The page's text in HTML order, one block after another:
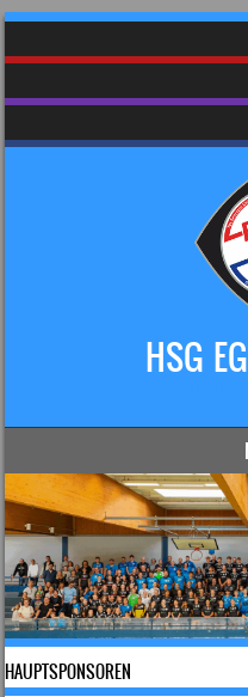
HSG
Skip to content
HAUPTSPONSOREN